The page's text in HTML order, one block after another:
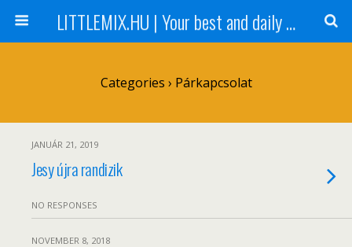
LITTLEMIX.HU | Your best and daily updated fansite about Little Mix
Categories › Párkapcsolat
JANUÁR 21, 2019
Jesy újra randizik
NO RESPONSES
NOVEMBER 8, 2018